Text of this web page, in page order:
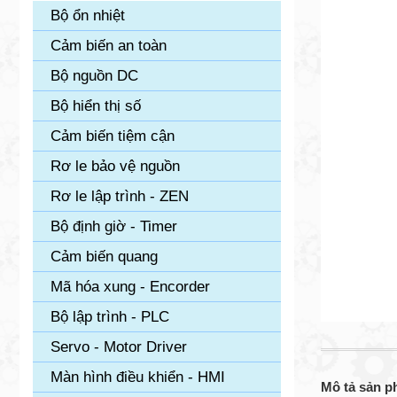
Mô tả sản
Bộ ổn nhiệt
Cảm biến an toàn
Bộ nguồn DC
Bộ hiển thị số
Cảm biến tiệm cận
Rơ le bảo vệ nguồn
Rơ le lập trình - ZEN
Bộ định giờ - Timer
Cảm biến quang
Mã hóa xung - Encorder
Bộ lập trình - PLC
Servo - Motor Driver
Màn hình điều khiển - HMI